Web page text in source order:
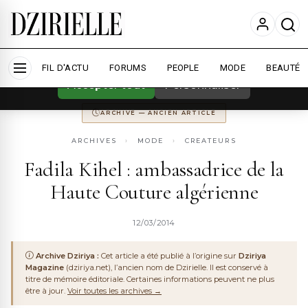
Nous utilisons des cookies pour améliorer
votre expérience et mesurer l'audience. En
Accepter tout Personnaliser
FIL D'ACTU FORUMS PEOPLE MODE BEAUTÉ
CONSERVÉ POUR LA MÉMOIRE DU WEB ALGÉRIEN
ARCHIVE — ANCIEN ARTICLE
ARCHIVES › MODE › CREATEURS
Fadila Kihel : ambassadrice de la
Haute Couture algérienne
12/03/2014
Archive Dziriya : Cet article a été publié à l’origine sur Dziriya
Magazine (dziriya.net), l’ancien nom de Dzirielle. Il est conservé à
titre de mémoire éditoriale. Certaines informations peuvent ne plus
être à jour. Voir toutes les archives →